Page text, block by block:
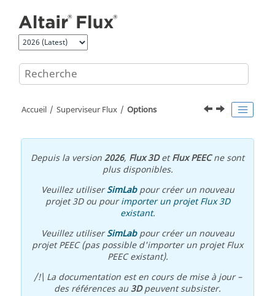
Accueil Superviseur Flux Options
Depuis la version2026, Flux 3DetFlux PEECne sont
plus disponibles.
Veuillez utiliserSimLabpour créer un nouveau
projet 3D ou pourimporter un projet Flux 3D
existant.
Veuillez utiliserSimLabpour créer un nouveau
projet PEEC (pas possible d'importer un projet Flux
PEEC existant).
/!\ La documentation est en cours de mise à jour –
des références au3Dpeuvent subsister.